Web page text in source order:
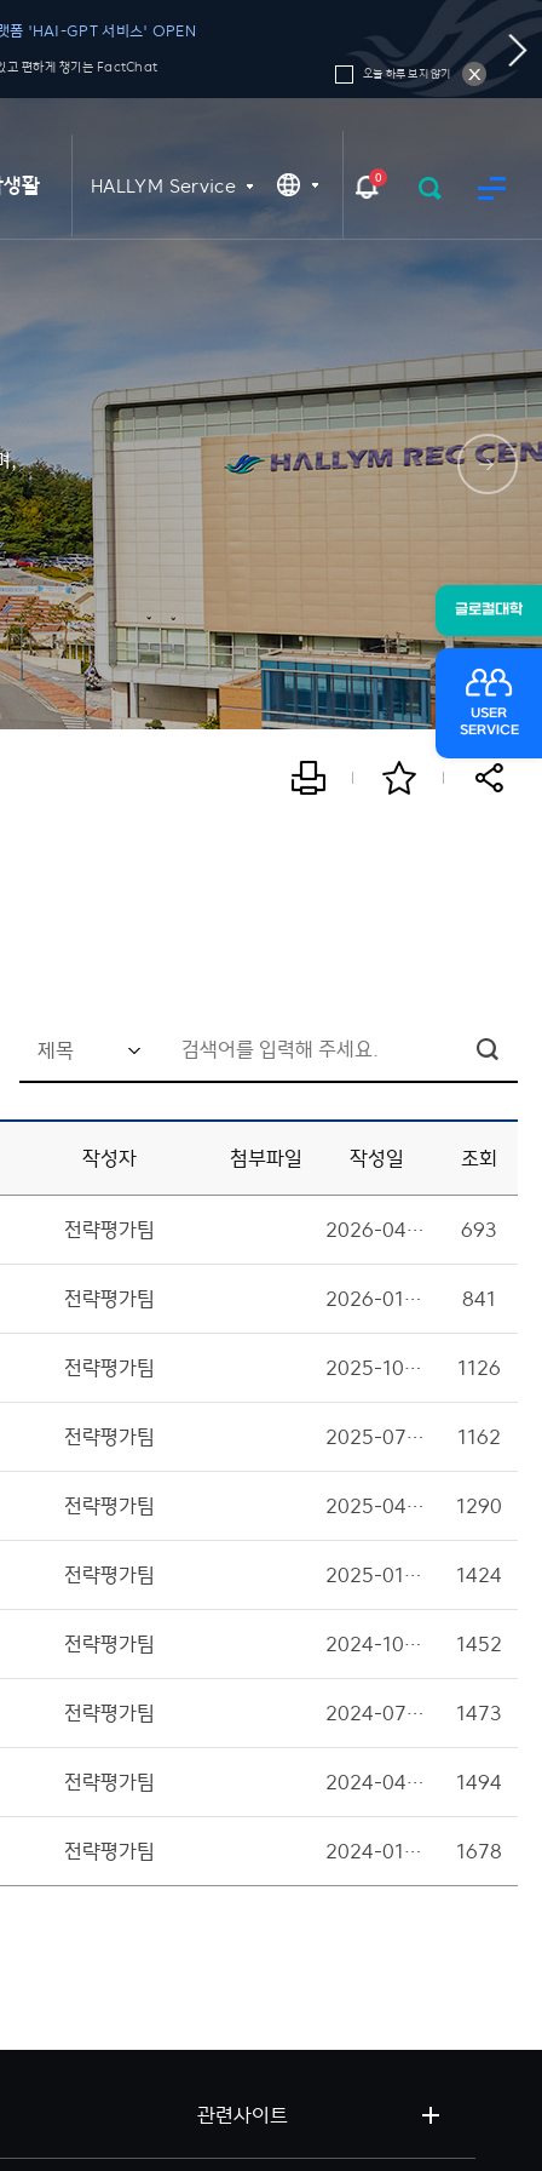
폼 'HAI-GPT 서비스' OPEN
고 편하게 챙기는 FactChat 오늘 하루 보지 않기
활 HALLYM Service 0
글로컬대학
USER
SERVICE
,
작성자 첨부파일 작성일 조회
전략평가팀 2026-04-01 693
전략평가팀 2026-01-19 841
전략평가팀 2025-10-28 1126
전략평가팀 2025-07-07 1162
전략평가팀 2025-04-21 1290
전략평가팀 2025-01-14 1424
전략평가팀 2024-10-21 1452
전략평가팀 2024-07-22 1473
전략평가팀 2024-04-15 1494
전략평가팀 2024-01-17 1678
관련사이트